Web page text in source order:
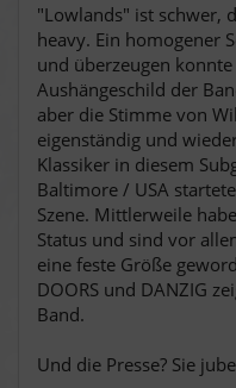
"Lowlands" ist schwer,
heavy. Ein homogener
und überzeugen
Aushängeschild der
aber die Stimme von
eigenständig und
Klassiker in diesem
Baltimore / USA
Szene. Mittlerweile
Status und sind vor
eine feste Größe
DOORS und DANZIG
Band.
Und die Presse? Sie